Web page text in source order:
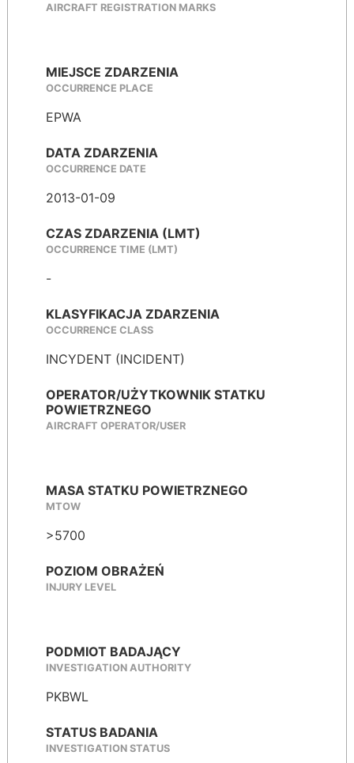
AIRCRAFT REGISTRATION MARKS
MIEJSCE ZDARZENIA
OCCURRENCE PLACE
EPWA
DATA ZDARZENIA
OCCURRENCE DATE
2013-01-09
CZAS ZDARZENIA (LMT)
OCCURRENCE TIME (LMT)
-
KLASYFIKACJA ZDARZENIA
OCCURRENCE CLASS
INCYDENT (INCIDENT)
OPERATOR/UŻYTKOWNIK STATKU
POWIETRZNEGO
AIRCRAFT OPERATOR/USER
MASA STATKU POWIETRZNEGO
MTOW
>5700
POZIOM OBRAŻEŃ
INJURY LEVEL
PODMIOT BADAJĄCY
INVESTIGATION AUTHORITY
PKBWL
STATUS BADANIA
INVESTIGATION STATUS